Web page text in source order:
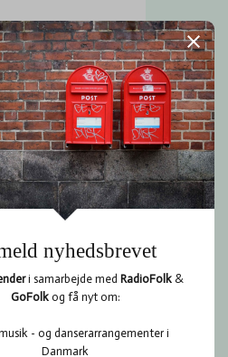
en
du
med? Er